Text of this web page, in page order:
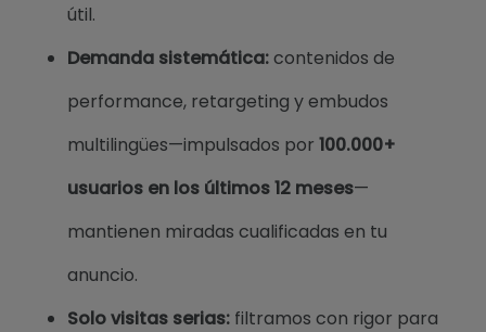
útil.
Demanda sistemática:contenidos de
performance, retargeting y embudos
multilingües—impulsados por100.000+
usuarios en los últimos 12 meses—
mantienen miradas cualificadas en tu
anuncio.
Solo visitas serias: filtramos con rigor para